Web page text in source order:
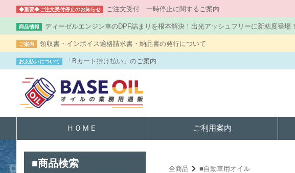
◆重要◆ご注文受付停止のお知らせ ご注文受付 一時停止に関するご案内
商品情報 ディーゼルエンジン車のDPF詰まりを根本解決！出光アッシュフリーに新粘度登場！
ご案内 領収書・インボイス適格請求書・納品書の発行について
お支払いについて 「Bカート掛け払い」のご案内
ＨＯＭＥ ご利用案内
全商品 ■自動車用オイル
■商品検索